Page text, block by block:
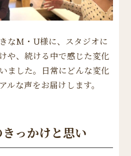
なM・U様に、スタジオに
や、続ける中で感じた変化
ました。日常にどんな変化
ルな声をお届けします。
っかけと思い